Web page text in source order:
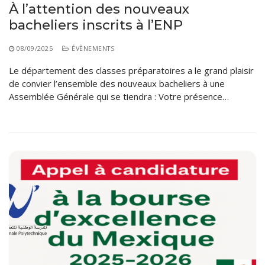
À l’attention des nouveaux
bacheliers inscrits à l’ENP
08/09/2025 ÉVÈNEMENTS
Le département des classes préparatoires a le grand plaisir
de convier l’ensemble des nouveaux bacheliers à une
Assemblée Générale qui se tiendra : Votre présence…